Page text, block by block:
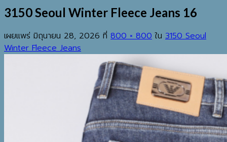
3150 Seoul Winter Fleece Jeans 16
เผยแพร่ มิถุนายน 28, 2026 ที่ 800 × 800 ใน 3150 Seoul
Winter Fleece Jeans